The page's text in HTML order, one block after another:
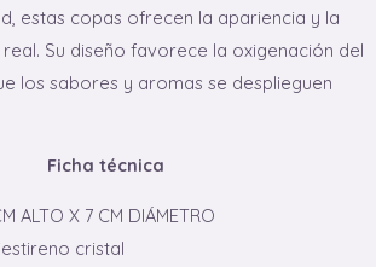
estas copas ofrecen la apariencia y la
Su diseño favorece la oxigenación del
los sabores y aromas se desplieguen
Ficha técnica
ALTO X 7 CM DIÁMETRO
cristal